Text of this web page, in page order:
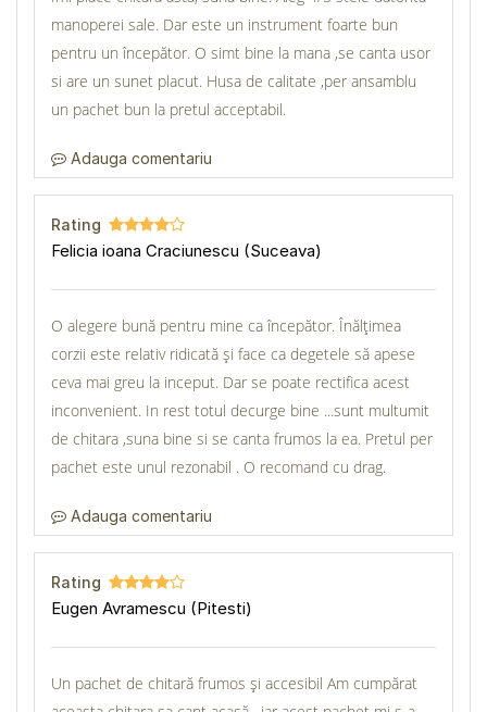
manoperei sale. Dar este un instrument foarte bun
pentru un începător. O simt bine la mana ,se canta usor
si are un sunet placut. Husa de calitate ,per ansamblu
un pachet bun la pretul acceptabil.
Adauga comentariu
Rating
Felicia ioana Craciunescu (Suceava)
O alegere bună pentru mine ca începător. Înălțimea
corzii este relativ ridicată și face ca degetele să apese
ceva mai greu la inceput. Dar se poate rectifica acest
inconvenient. In rest totul decurge bine ...sunt multumit
de chitara ,suna bine si se canta frumos la ea. Pretul per
pachet este unul rezonabil . O recomand cu drag.
Adauga comentariu
Rating
Eugen Avramescu (Pitesti)
Un pachet de chitară frumos și accesibil Am cumpărat